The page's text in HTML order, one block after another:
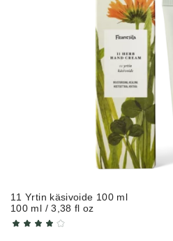
11 Yrtin käsivoide 100 ml
100 ml / 3,38 fl oz